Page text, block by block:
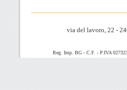
via del lavoro, 22 -
Reg. Imp. BG - C.F. - P.IVA